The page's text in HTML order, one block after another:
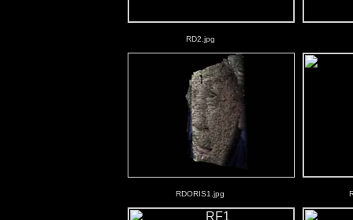
RD2.jpg
RDORIS1.jpg